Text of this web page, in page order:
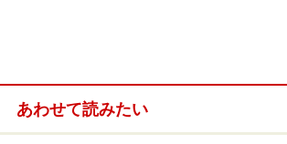
容を比較をした一覧表を使って、損保
地震保険の個別の内容や商品性の違い
あわせて読みたい